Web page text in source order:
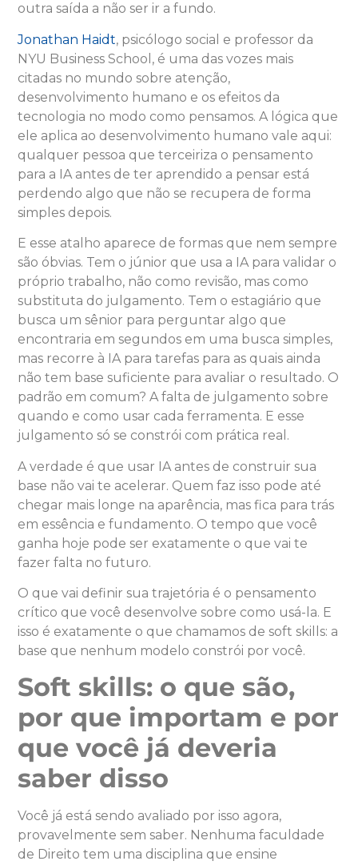
outra saída a não ser ir a fundo.
Jonathan Haidt, psicólogo social e professor da
NYU Business School, é uma das vozes mais
citadas no mundo sobre atenção,
desenvolvimento humano e os efeitos da
tecnologia no modo como pensamos. A lógica que
ele aplica ao desenvolvimento humano vale aqui:
qualquer pessoa que terceiriza o pensamento
para a IA antes de ter aprendido a pensar está
perdendo algo que não se recupera de forma
simples depois.
E esse atalho aparece de formas que nem sempre
são óbvias. Tem o júnior que usa a IA para validar o
próprio trabalho, não como revisão, mas como
substituta do julgamento. Tem o estagiário que
busca um sênior para perguntar algo que
encontraria em segundos em uma busca simples,
mas recorre à IA para tarefas para as quais ainda
não tem base suficiente para avaliar o resultado. O
padrão em comum? A falta de julgamento sobre
quando e como usar cada ferramenta. E esse
julgamento só se constrói com prática real.
A verdade é que usar IA antes de construir sua
base não vai te acelerar. Quem faz isso pode até
chegar mais longe na aparência, mas fica para trás
em essência e fundamento. O tempo que você
ganha hoje pode ser exatamente o que vai te
fazer falta no futuro.
O que vai definir sua trajetória é o pensamento
crítico que você desenvolve sobre como usá-la. E
isso é exatamente o que chamamos de soft skills: a
base que nenhum modelo constrói por você.
Soft skills: o que são,
por que importam e por
que você já deveria
saber disso
Você já está sendo avaliado por isso agora,
provavelmente sem saber. Nenhuma faculdade
de Direito tem uma disciplina que ensine